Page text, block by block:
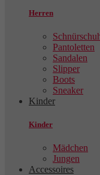
Herren
Pantoletten
Sandalen
Slipper
Boots
Sneaker
Kinder
Kinder
Mädchen
Jungen
Accessoires